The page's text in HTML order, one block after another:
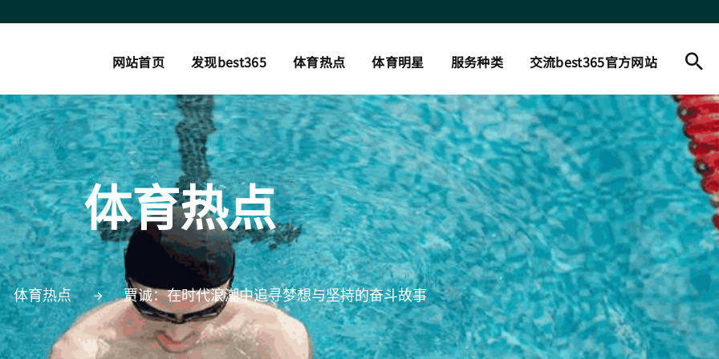
网站首页 发现best365 体育热点 体育明星 服务种类 交流best365官方网站
体育热点
体育热点 贾诚：在时代浪潮中追寻梦想与坚持的奋斗故事